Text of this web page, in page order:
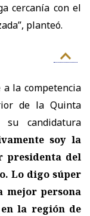
cercanía con el
planteó.
la competencia
de la Quinta
candidatura
soy la
presidenta del
Lo digo súper
mejor persona
la región de